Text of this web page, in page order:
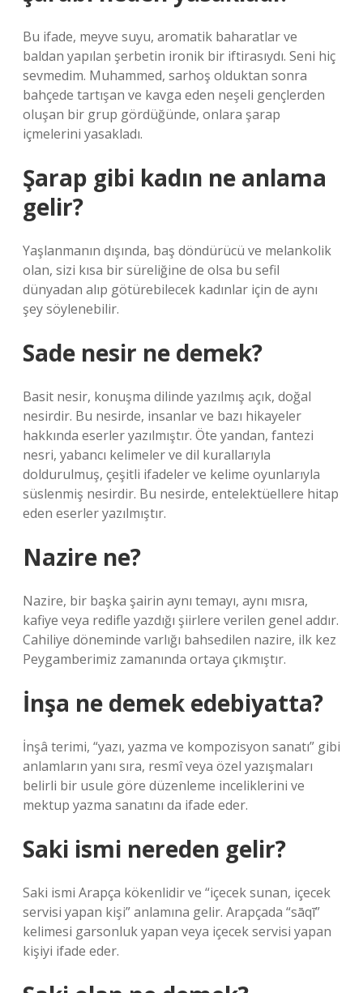
Bu ifade, meyve suyu, aromatik baharatlar ve
baldan yapılan şerbetin ironik bir iftirasıydı. Seni hiç
sevmedim. Muhammed, sarhoş olduktan sonra
bahçede tartışan ve kavga eden neşeli gençlerden
oluşan bir grup gördüğünde, onlara şarap
içmelerini yasakladı.
Şarap gibi kadın ne anlama
gelir?
Yaşlanmanın dışında, baş döndürücü ve melankolik
olan, sizi kısa bir süreliğine de olsa bu sefil
dünyadan alıp götürebilecek kadınlar için de aynı
şey söylenebilir.
Sade nesir ne demek?
Basit nesir, konuşma dilinde yazılmış açık, doğal
nesirdir. Bu nesirde, insanlar ve bazı hikayeler
hakkında eserler yazılmıştır. Öte yandan, fantezi
nesri, yabancı kelimeler ve dil kurallarıyla
doldurulmuş, çeşitli ifadeler ve kelime oyunlarıyla
süslenmiş nesirdir. Bu nesirde, entelektüellere hitap
eden eserler yazılmıştır.
Nazire ne?
Nazire, bir başka şairin aynı temayı, aynı mısra,
kafiye veya redifle yazdığı şiirlere verilen genel addır.
Cahiliye döneminde varlığı bahsedilen nazire, ilk kez
Peygamberimiz zamanında ortaya çıkmıştır.
İnşa ne demek edebiyatta?
İnşâ terimi, “yazı, yazma ve kompozisyon sanatı” gibi
anlamların yanı sıra, resmî veya özel yazışmaları
belirli bir usule göre düzenleme inceliklerini ve
mektup yazma sanatını da ifade eder.
Saki ismi nereden gelir?
Saki ismi Arapça kökenlidir ve “içecek sunan, içecek
servisi yapan kişi” anlamına gelir. Arapçada “sāqī”
kelimesi garsonluk yapan veya içecek servisi yapan
kişiyi ifade eder.